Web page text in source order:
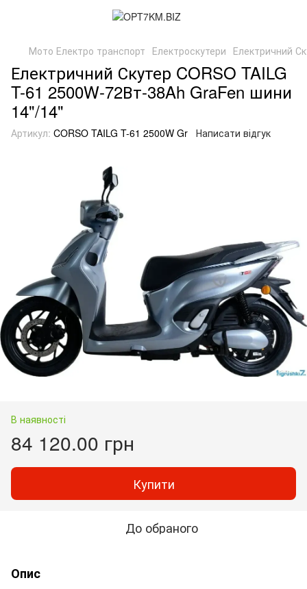
Мото Електро транспорт Електроскутери Електричний
Електричний Скутер CORSO TAILG
T-61 2500W-72Вт-38Ah GraFen шини
14"/14"
Артикул: CORSO TAILG T-61 2500W Gr Написати відгук
В наявності
84 120.00 грн
Купити
До обраного
Опис